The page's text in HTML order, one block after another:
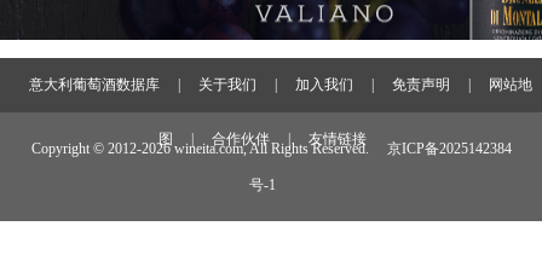
意大利葡萄酒数据库 关于我们 加入我们 免责声明 网站地
图 合作伙伴 友情链接
Copyright © 2012-2026 wineita.com, All Rights Reserved. 京ICP备2025142384
号-1